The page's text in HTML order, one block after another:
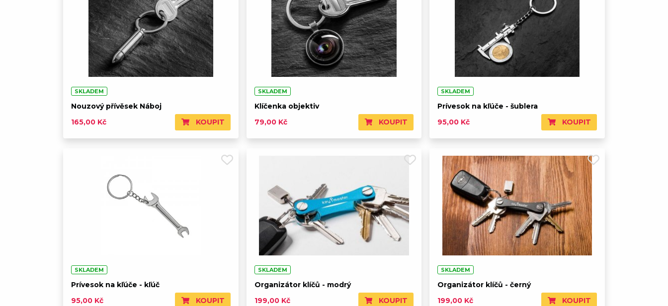
SKLADEM
Nouzový přívěsek Náboj
165,00 Kč
KOUPIT
SKLADEM
Klíčenka objektiv
79,00 Kč
KOUPIT
SKLADEM
Prívesok na kľúče - šublera
95,00 Kč
KOUPIT
SKLADEM
Prívesok na kľúče - kľúč
95,00 Kč
KOUPIT
SKLADEM
Organizátor klíčů - modrý
199,00 Kč
KOUPIT
SKLADEM
Organizátor klíčů - černý
199,00 Kč
KOUPIT